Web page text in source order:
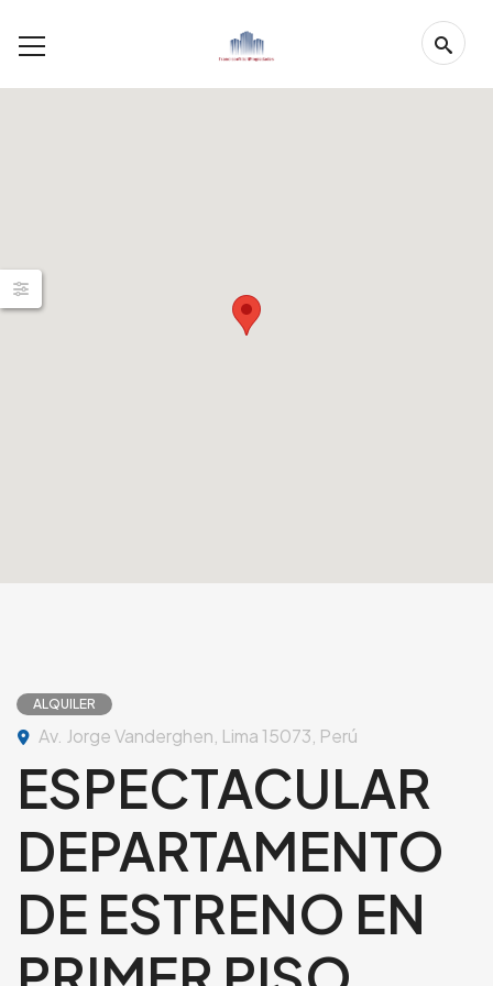
ALQUILER
Av. Jorge Vanderghen, Lima 15073, Perú
ESPECTACULAR
DEPARTAMENTO
DE ESTRENO EN